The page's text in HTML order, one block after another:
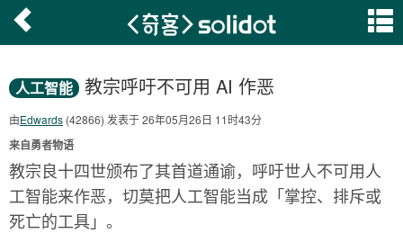
人工智能 教宗呼吁不可用 AI 作恶
由Edwards (42866) 发表于 26年05月26日 11时43分
来自勇者物语
教宗良十四世颁布了其首道通谕，呼吁世人不可用人
工智能来作恶，切莫把人工智能当成「掌控、排斥或
死亡的工具」。